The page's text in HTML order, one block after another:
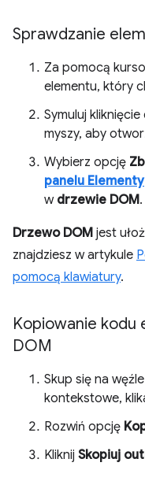
Sprawdzanie
Za pomocą
elementu, który
Symuluj
myszy, aby
Wybierz opcję
panelu Elementy
w drzewie DOM.
Drzewo DOM jest
znajdziesz w artykule
pomocą klawiatury.
Kopiowanie kodu
DOM
Skup się na
kontekstowe,
Rozwiń opcję
Kliknij Skopiuj